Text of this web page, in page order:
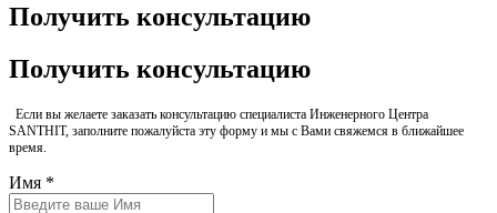
Получить консультацию
Получить консультацию
Если вы желаете заказать консультацию специалиста Инженерного Центра
SANTHIT, заполните пожалуйста эту форму и мы с Вами свяжемся в ближайшее
время.
Имя *